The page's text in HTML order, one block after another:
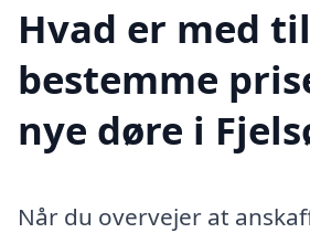
Hvad er med
bestemme
nye døre i
Når du overvejer at